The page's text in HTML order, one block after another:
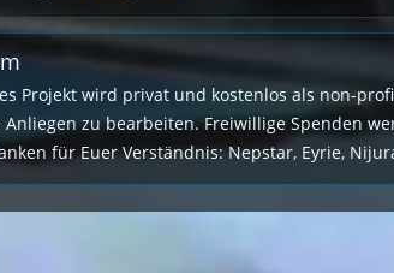
Projekt wird privat und kostenlos als non-
Anliegen zu bearbeiten. Freiwillige Spenden
für Euer Verständnis: Nepstar, Eyrie,